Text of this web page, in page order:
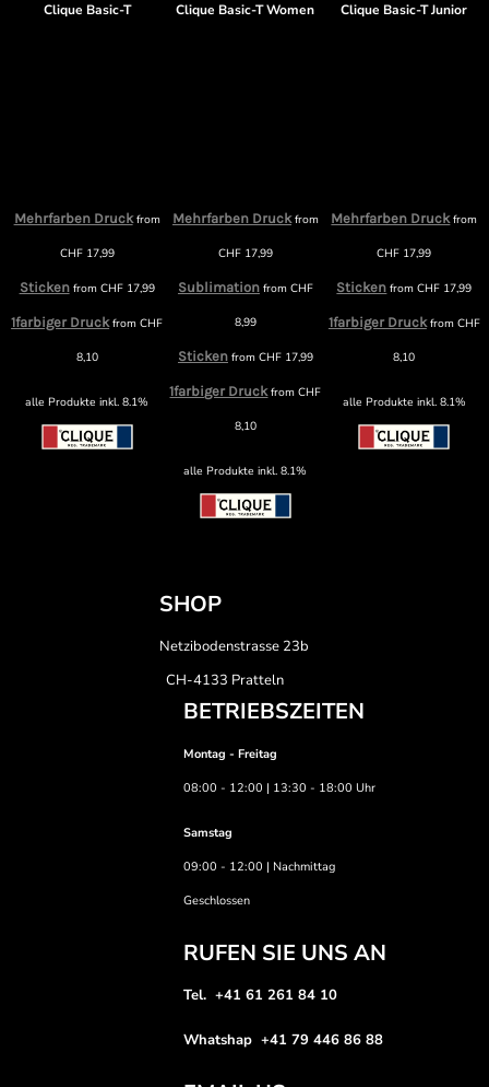
Clique Basic-T
Mehrfarben Druckfrom
CHF17,99
Stickenfrom CHF17,99
1farbiger DruckfromCHF
8,10
alle Produkte inkl. 8.1%
Clique Basic-T Women
Mehrfarben Druckfrom
CHF17,99
Sublimationfrom CHF
8,99
Stickenfrom CHF17,99
1farbiger DruckfromCHF
8,10
alle Produkte inkl. 8.1%
Clique Basic-T Junior
Mehrfarben Druckfrom
CHF 17,99
Sticken fromCHF 17,99
1farbiger Druckfrom CHF
8,10
alle Produkte inkl. 8.1%
SHOP
Netzibodenstrasse 23b
CH-4133 Pratteln
BETRIEBSZEITEN
Montag - Freitag
08:00 - 12:00 | 13:30 - 18:00 Uhr
Samstag
09:00 - 12:00 | Nachmittag
Geschlossen
RUFEN SIE UNS AN
Tel. +41 61 261 84 10
Whatshap +41 79 446 86 88